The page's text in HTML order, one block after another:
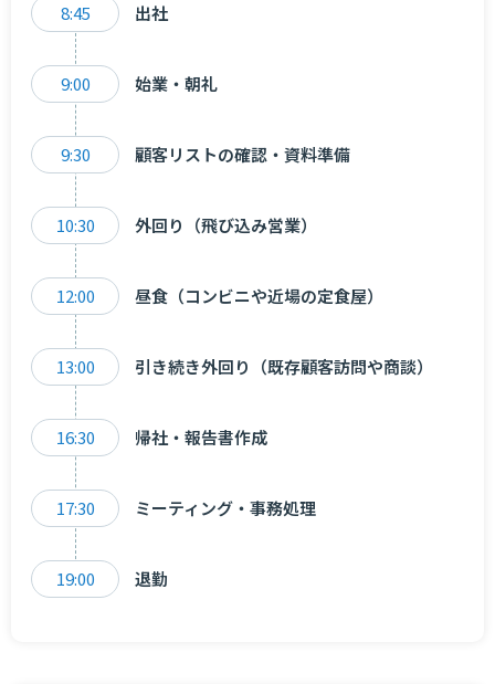
8:45 出社
9:00 始業・朝礼
9:30 顧客リストの確認・資料準備
10:30 外回り（飛び込み営業）
12:00 昼食（コンビニや近場の定食屋）
13:00 引き続き外回り（既存顧客訪問や商談）
16:30 帰社・報告書作成
17:30 ミーティング・事務処理
19:00 退勤